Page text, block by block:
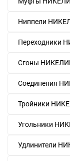
Ниппели
Переходники
Сгоны
Соединения
Тройники
Угольники
Удлинители